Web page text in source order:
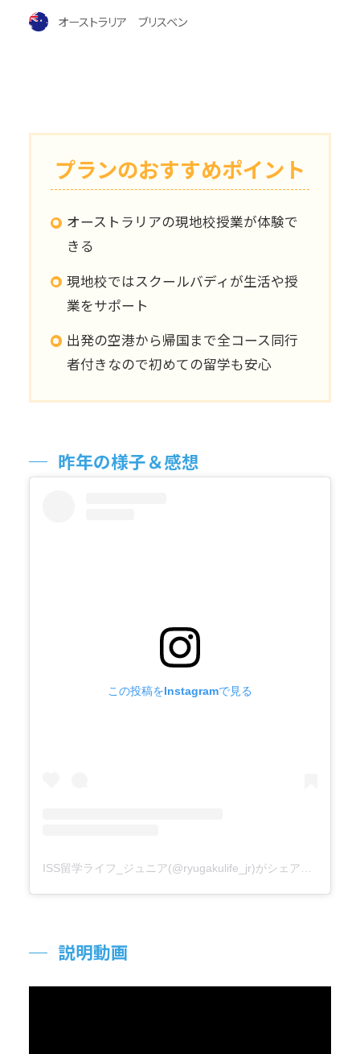
オーストラリア ブリスベン
プランのおすすめポイント
オーストラリアの現地校授業が体験で
きる
現地校ではスクールバディが生活や授
業をサポート
出発の空港から帰国まで全コース同行
者付きなので初めての留学も安心
昨年の様子＆感想
この投稿をInstagramで見る
説明動画